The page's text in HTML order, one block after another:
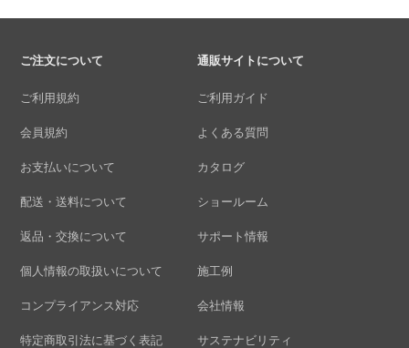
ご注文について
ご利用規約
会員規約
お支払いについて
配送・送料について
返品・交換について
個人情報の取扱いについて
コンプライアンス対応
特定商取引法に基づく表記
通販サイトについて
ご利用ガイド
よくある質問
カタログ
ショールーム
サポート情報
施工例
会社情報
サステナビリティ